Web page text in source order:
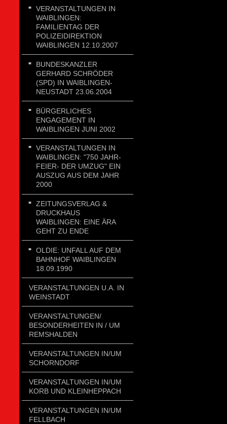
VERANSTALTUNGEN IN
WAIBLINGEN:
FAMILIENTAG DER
POLIZEIDIREKTION
WAIBLINGEN 12.10.2007
BUNDESKANZLER
GERHARD SCHRÖDER
(SPD) IN WAIBLINGEN-
NEUSTADT 23.06.2004
BÜRGERLICHES
ENGAGEMENT IN
WAIBLINGEN JUNI 2002
VERANSTALTUNGEN IN
WAIBLINGEN: "750 JAHR-
FEIER- DER UMZUG" EIN
AUSZUG AUS DEM JAHR
2000
ZEITUNGSVERLAG &
DRUCKHAUS
WAIBLINGEN: EINE ÄRA
GEHT ZU ENDE
OLDIE: UNFALL AUF DEM
BAHNHOF WAIBLINGEN
18.09.1990
VERANSTALTUNGEN U.A. IN
WEINSTADT
VERANSTALTUNGEN/
BESONDERHEITEN IN / UM
REMSHALDEN
VERANSTALTUNGEN IN/UM
SCHORNDORF
VERANSTALTUNGEN IN/UM
KORB UND KLEINHEPPACH
VERANSTALTUNGEN IN/UM
FELLBACH